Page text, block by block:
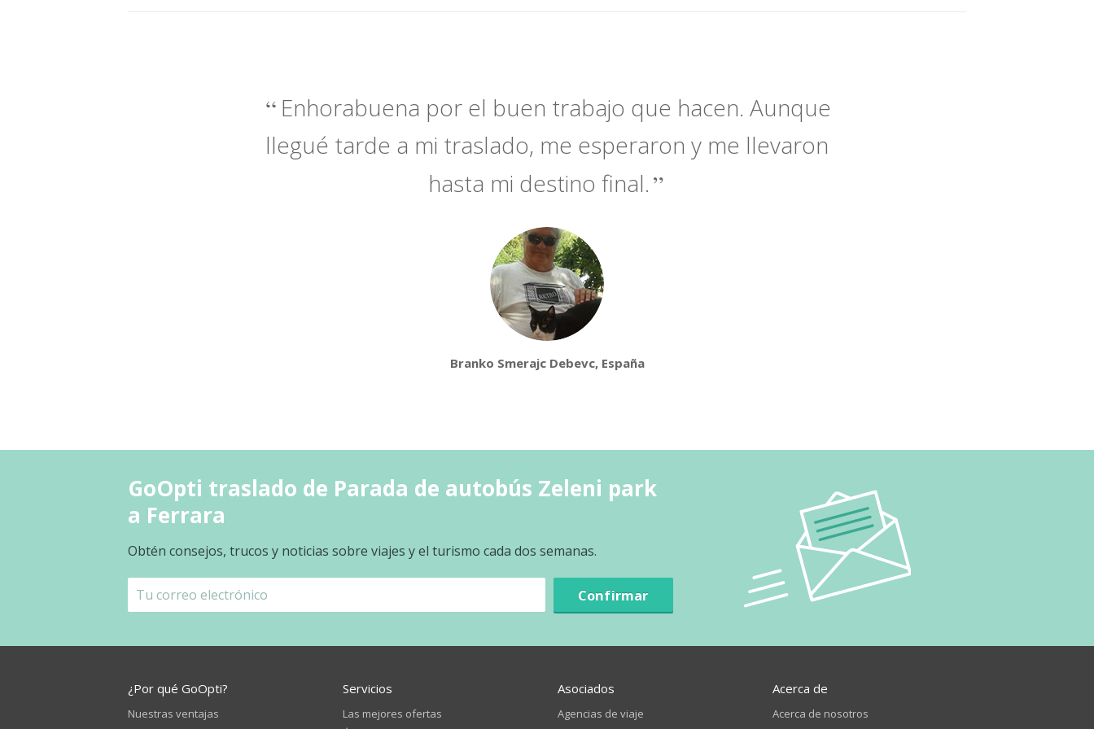
Enhorabuena por el buen trabajo que hacen. Aunque
llegué tarde a mi traslado, me esperaron y me llevaron
hasta mi destino final.
Branko Smerajc Debevc, España
GoOpti traslado de Parada de autobús Zeleni park
a Ferrara
Obtén consejos, trucos y noticias sobre viajes y el turismo cada dos semanas.
Confirmar
¿Por qué GoOpti?
Nuestras ventajas
Servicios
Las mejores ofertas
Asociados
Agencias de viaje
Acerca de
Acerca de nosotros